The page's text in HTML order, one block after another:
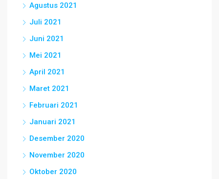
Agustus 2021
Juli 2021
Juni 2021
Mei 2021
April 2021
Maret 2021
Februari 2021
Januari 2021
Desember 2020
November 2020
Oktober 2020